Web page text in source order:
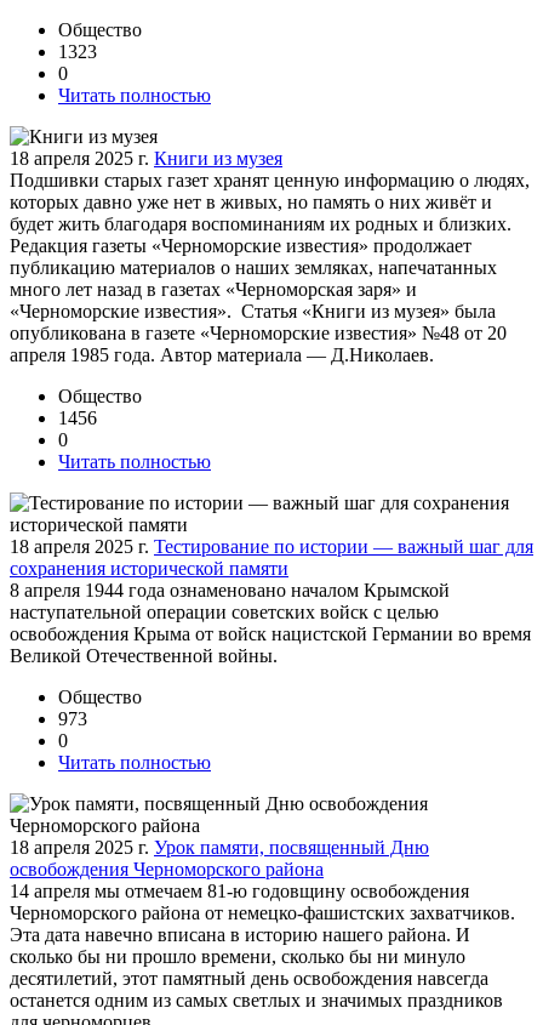
Общество
1323
0
Читать полностью
18 апреля 2025 г. Книги из музея
Подшивки старых газет хранят ценную информацию о людях,
которых давно уже нет в живых, но память о них живёт и
будет жить благодаря воспоминаниям их родных и близких.
Редакция газеты «Черноморские известия» продолжает
публикацию материалов о наших земляках, напечатанных
много лет назад в газетах «Черноморская заря» и
«Черноморские известия». Статья «Книги из музея» была
опубликована в газете «Черноморские известия» №48 от 20
апреля 1985 года. Автор материала — Д.Николаев.
Общество
1456
0
Читать полностью
18 апреля 2025 г. Тестирование по истории — важный шаг для
сохранения исторической памяти
8 апреля 1944 года ознаменовано началом Крымской
наступательной операции советских войск с целью
освобождения Крыма от войск нацистской Германии во время
Великой Отечественной войны.
Общество
973
0
Читать полностью
18 апреля 2025 г. Урок памяти, посвященный Дню
освобождения Черноморского района
14 апреля мы отмечаем 81-ю годовщину освобождения
Черноморского района от немецко-фашистских захватчиков.
Эта дата навечно вписана в историю нашего района. И
сколько бы ни прошло времени, сколько бы ни минуло
десятилетий, этот памятный день освобождения навсегда
останется одним из самых светлых и значимых праздников